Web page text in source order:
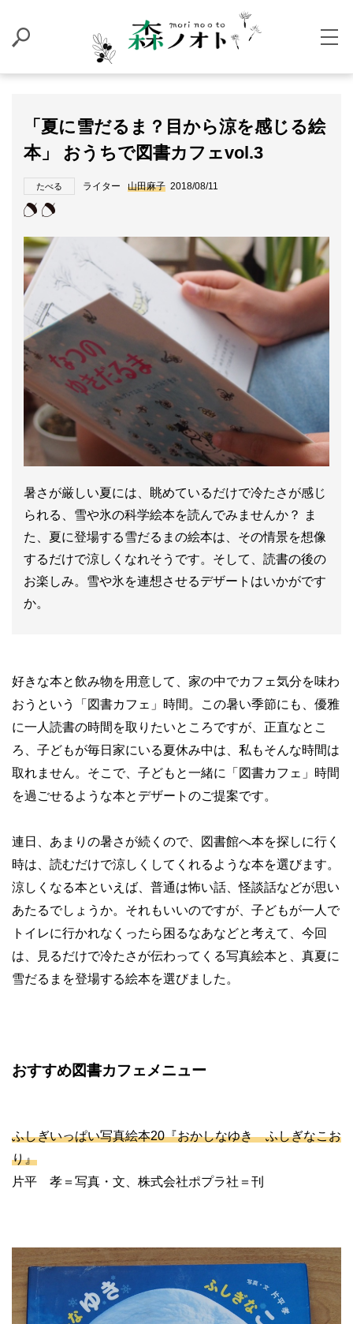
「夏に雪だるま？目から涼を感じる絵
本」 おうちで図書カフェvol.3
たべる ライター 山田麻子 2018/08/11
暑さが厳しい夏には、眺めているだけで冷たさが感じ
られる、雪や氷の科学絵本を読んでみませんか？ ま
た、夏に登場する雪だるまの絵本は、その情景を想像
するだけで涼しくなれそうです。そして、読書の後の
お楽しみ。雪や氷を連想させるデザートはいかがです
か。
好きな本と飲み物を用意して、家の中でカフェ気分を味わ
おうという「図書カフェ」時間。この暑い季節にも、優雅
に一人読書の時間を取りたいところですが、正直なとこ
ろ、子どもが毎日家にいる夏休み中は、私もそんな時間は
取れません。そこで、子どもと一緒に「図書カフェ」時間
を過ごせるような本とデザートのご提案です。
連日、あまりの暑さが続くので、図書館へ本を探しに行く
時は、読むだけで涼しくしてくれるような本を選びます。
涼しくなる本といえば、普通は怖い話、怪談話などが思い
あたるでしょうか。それもいいのですが、子どもが一人で
トイレに行かれなくったら困るなあなどと考えて、今回
は、見るだけで冷たさが伝わってくる写真絵本と、真夏に
雪だるまを登場する絵本を選びました。
おすすめ図書カフェメニュー
ふしぎいっぱい写真絵本20『おかしなゆき ふしぎなこお
り』
片平 孝＝写真・文、株式会社ポプラ社＝刊